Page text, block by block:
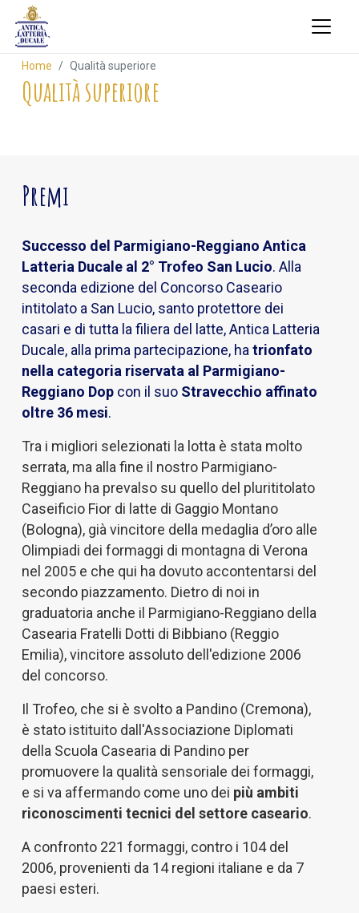
Home Qualità superiore
Qualità superiore
Premi
Successo del Parmigiano-Reggiano Antica
Latteria Ducale al 2° Trofeo San Lucio. Alla
seconda edizione del Concorso Caseario
intitolato a San Lucio, santo protettore dei
casari e di tutta la filiera del latte, Antica Latteria
Ducale, alla prima partecipazione, ha trionfato
nella categoria riservata al Parmigiano-
Reggiano Dopcon il suo Stravecchio affinato
oltre 36 mesi.
Tra i migliori selezionati la lotta è stata molto
serrata, ma alla fine il nostro Parmigiano-
Reggiano ha prevalso su quello del plurititolato
Caseificio Fior di latte di Gaggio Montano
(Bologna), già vincitore della medaglia d’oro alle
Olimpiadi dei formaggi di montagna di Verona
nel 2005 e che qui ha dovuto accontentarsi del
secondo piazzamento. Dietro di noi in
graduatoria anche il Parmigiano-Reggiano della
Casearia Fratelli Dotti di Bibbiano (Reggio
Emilia), vincitore assoluto dell'edizione 2006
del concorso.
Il Trofeo, che si è svolto a Pandino (Cremona),
è stato istituito dall'Associazione Diplomati
della Scuola Casearia di Pandino per
promuovere la qualità sensoriale dei formaggi,
e si va affermando come uno dei più ambiti
riconoscimenti tecnici del settore caseario.
A confronto 221 formaggi, contro i 104 del
2006, provenienti da 14 regioni italiane e da 7
paesi esteri.